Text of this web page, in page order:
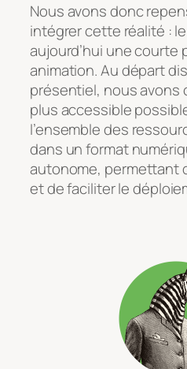
Nous avons donc
intégrer cette réalité :
aujourd’hui une courte
animation. Au départ
présentiel, nous avons
plus accessible
l’ensemble des
dans un format
autonome, permettant
et de faciliter le